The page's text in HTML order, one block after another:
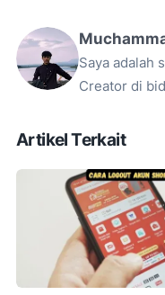
Saya adalah
Creator di
Artikel Terkait